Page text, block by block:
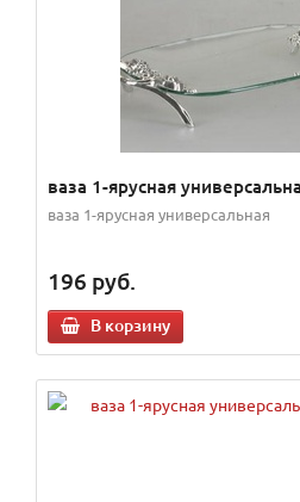
ваза 1-ярусная
ваза 1-ярусная универсальная
196 руб.
В корзину